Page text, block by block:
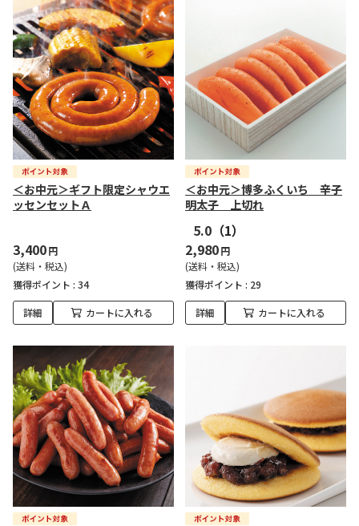
＜お中元＞ギフト限定シャウエ
ッセンセットＡ
3,400円
(送料・税込)
獲得ポイント : 34
詳細 カートに入れる
＜お中元＞博多ふくいち 辛子
明太子 上切れ
5.0 （1）
2,980円
(送料・税込)
獲得ポイント : 29
詳細 カートに入れる